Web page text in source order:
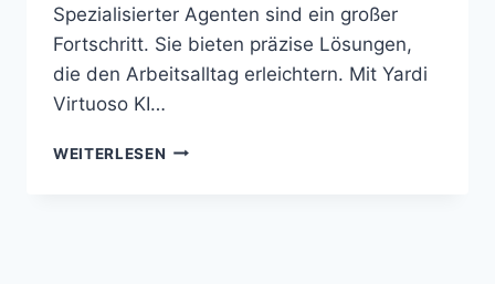
Spezialisierter Agenten sind ein großer
Fortschritt. Sie bieten präzise Lösungen,
die den Arbeitsalltag erleichtern. Mit Yardi
Virtuoso KI…
WEITERLESEN YARDI